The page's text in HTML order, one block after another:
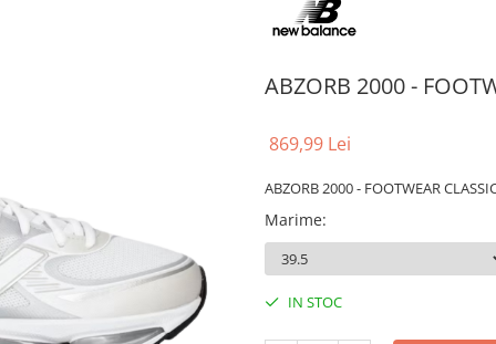
ABZORB 2000 -
869,99 Lei
ABZORB 2000 - FOOTWEAR
Marime:
IN STOC